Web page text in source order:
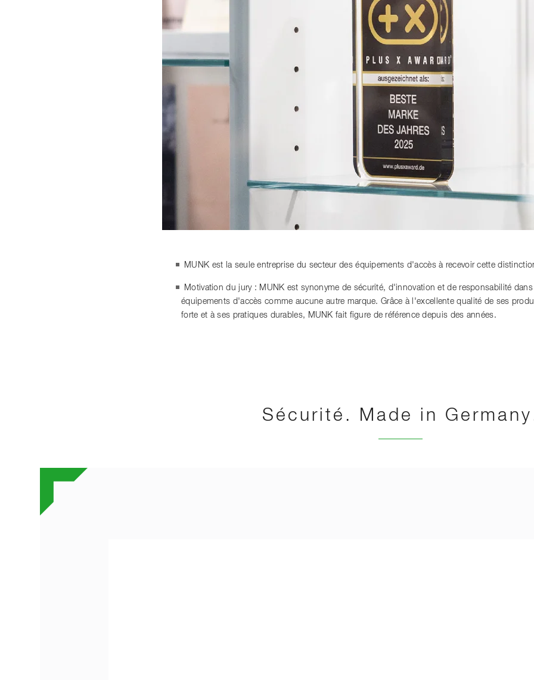
MUNK est la seule entreprise du secteur des équipements d'accès à recevoir cette
Motivation du jury : MUNK est synonyme de sécurité, d'innovation et de responsabilité
équipements d'accès comme aucune autre marque. Grâce à l'excellente qualité de ses
forte et à ses pratiques durables, MUNK fait figure de référence depuis des années.
Sécurité. Made in